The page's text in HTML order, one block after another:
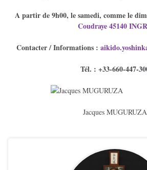
A partir de 9h00, le samedi, comme le
Coudraye 45140
Contacter / Informations :
Tél. : +33-660-447-
Jacques MUGURUZA